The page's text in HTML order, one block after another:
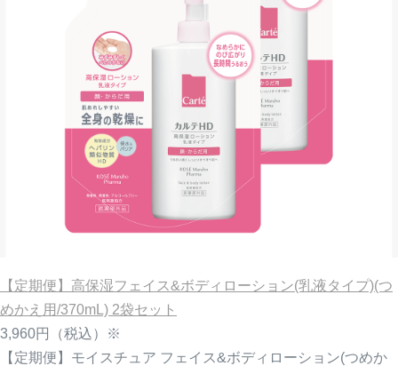
【定期便】高保湿フェイス&ボディローション(乳液タイプ)(つ
めかえ用/370mL) 2袋セット
3,960円
（税込）※
【定期便】モイスチュア フェイス&ボディローション(つめか